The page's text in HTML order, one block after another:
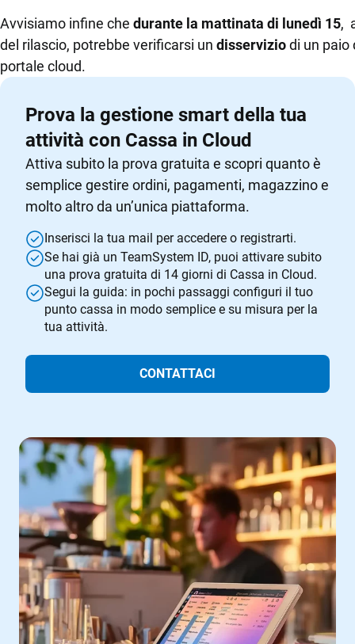
Avvisiamo infine che durante la mattinata di lunedì 15,
del rilascio, potrebbe verificarsi un disserviziodi un paio
portale cloud.
Prova la gestione smart della tua
attività con Cassa in Cloud
Attiva subito la prova gratuita e scopri quanto è
semplice gestire ordini, pagamenti, magazzino e
molto altro da un’unica piattaforma.
Inserisci la tua mail per accedere o registrarti.
Se hai già un TeamSystem ID, puoi attivare subito
una prova gratuita di 14 giorni di Cassa in Cloud.
Segui la guida: in pochi passaggi configuri il tuo
punto cassa in modo semplice e su misura per la
tua attività.
CONTATTACI